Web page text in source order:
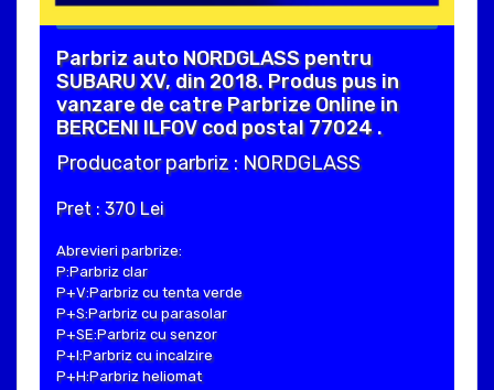
Parbriz auto NORDGLASS pentru
SUBARU XV, din 2018. Produs pus in
vanzare de catre Parbrize Online in
BERCENI ILFOV cod postal 77024 .
Producator parbriz : NORDGLASS
Pret : 370 Lei
Abrevieri parbrize:
P:Parbriz clar
P+V:Parbriz cu tenta verde
P+S:Parbriz cu parasolar
P+SE:Parbriz cu senzor
P+I:Parbriz cu incalzire
P+H:Parbriz heliomat